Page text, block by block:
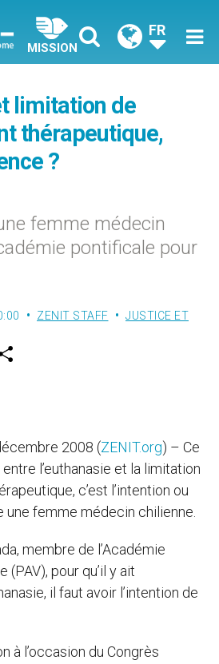
MISSION
FR
limitation de
thérapeutique,
?
femme médecin
pontificale pour
ZENIT STAFF
JUSTICE ET
2008 (ZENIT.org) – Ce
l’euthanasie et la limitation
c’est l’intention ou
une femme médecin chilienne.
membre de l’Académie
pour qu’il y ait
il faut avoir l’intention de
à l’occasion du Congrès